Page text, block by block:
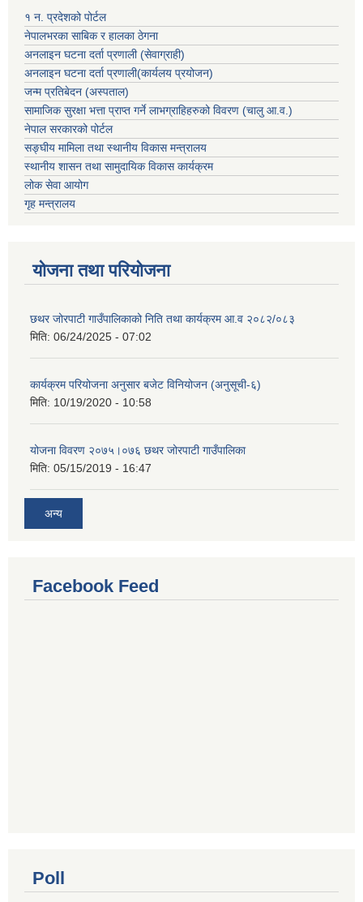
१ न. प्रदेशको पोर्टल
नेपालभरका साबिक र हालका ठेगना
अनलाइन घटना दर्ता प्रणाली (सेवाग्राही)
अनलाइन घटना दर्ता प्रणाली(कार्यलय प्रयोजन)
जन्म प्रतिबेदन (अस्पताल)
सामाजिक सुरक्षा भत्ता प्राप्त गर्ने लाभग्राहिहरुको विवरण (चालु आ.व.)
नेपाल सरकारको पोर्टल
सङ्घीय मामिला तथा स्थानीय विकास मन्त्रालय
स्थानीय शासन तथा सामुदायिक विकास कार्यक्रम
लोक सेवा आयोग
गृह मन्त्रालय
योजना तथा परियोजना
छथर जोरपाटी गाउँपालिकाको निति तथा कार्यक्रम आ.व २०८२/०८३
मिति: 06/24/2025 - 07:02
कार्यक्रम परियोजना अनुसार बजेट विनियोजन (अनुसूची-६)
मिति: 10/19/2020 - 10:58
योजना विवरण २०७५।०७६ छथर जोरपाटी गाउँपालिका
मिति: 05/15/2019 - 16:47
अन्य
Facebook Feed
Poll